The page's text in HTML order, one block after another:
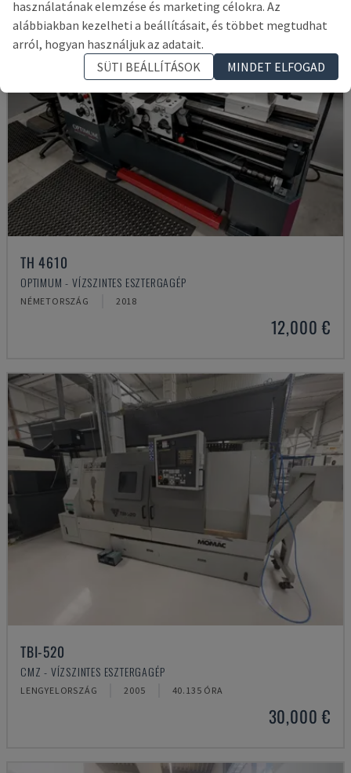
TH 4610
OPTIMUM - VÍZSZINTES ESZTERGAGÉP
NÉMETORSZÁG 2018
12,000 €
TBI-520
CMZ - VÍZSZINTES ESZTERGAGÉP
LENGYELORSZÁG 2005 40.135 ÓRA
30,000 €
használatának elemzése és marketing célokra. Az
alábbiakban kezelheti a beállításait, és többet megtudhat
arról, hogyan használjuk az adatait.
SÜTI BEÁLLÍTÁSOK
MINDET ELFOGAD